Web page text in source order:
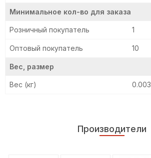
Минимальное кол-во для заказа
Розничный покупатель 1
Оптовый покупатель 10
Вес, размер
Вес (кг) 0.003
Производители